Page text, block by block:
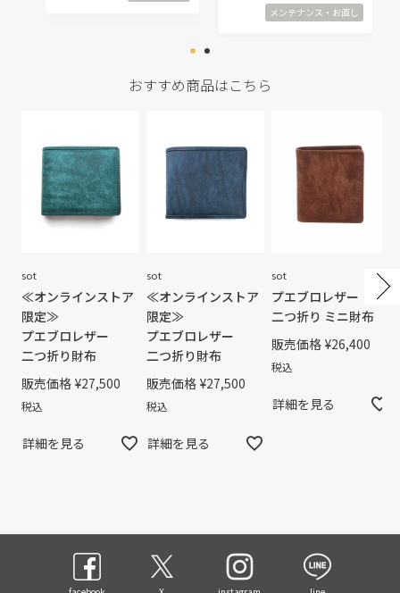
メンテナンス・お直し
おすすめ商品はこちら
sot
≪オンラインストア
限定≫
プエブロレザー
二つ折り財布
販売価格 ¥27,500
税込
詳細を見る
sot
≪オンラインストア
限定≫
プエブロレザー
二つ折り財布
販売価格 ¥27,500
税込
詳細を見る
sot
プエブロレザー
二つ折り ミニ財布
販売価格 ¥26,400
税込
詳細を見る